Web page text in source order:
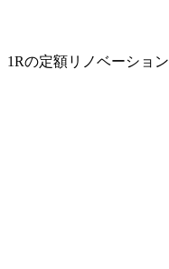
1Rの定額リノベーション